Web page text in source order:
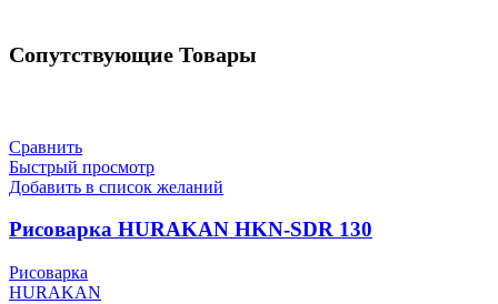
Сопутствующие Товары
Сравнить
Быстрый просмотр
Добавить в список желаний
Рисоварка HURAKAN HKN-SDR 130
Рисоварка
HURAKAN